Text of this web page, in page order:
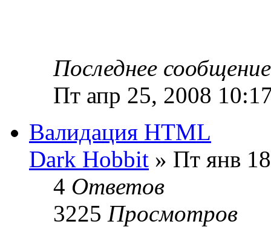
Последнее
Пт апр 25, 2008
Валидация HTML
Dark Hobbit » Пт янв
4 Ответов
3225 Просмотров